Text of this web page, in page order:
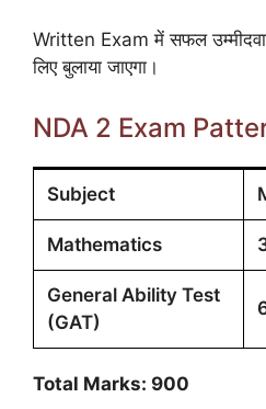
Written Exam में सफल
लिए बुलाया जाएगा।
NDA 2 Exam
Subject
Mathematics
General Ability Test
(GAT)
Total Marks: 900